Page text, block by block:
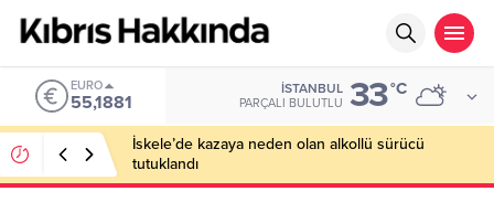
EURO
55,1881
İSTANBUL
PARÇALI BULUTLU 33°C
İskele’de kazaya neden olan alkollü sürücü
tutuklandı